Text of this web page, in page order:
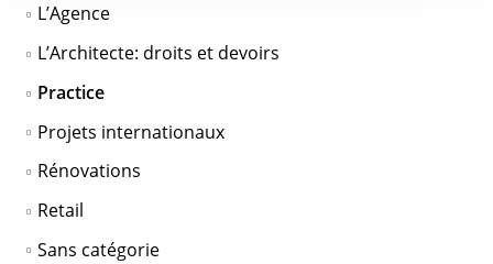
L’Agence
L’Architecte: droits et devoirs
Practice
Projets internationaux
Rénovations
Retail
Sans catégorie